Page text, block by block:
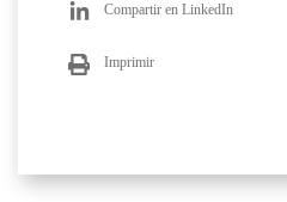
Compartir en LinkedIn
Imprimir